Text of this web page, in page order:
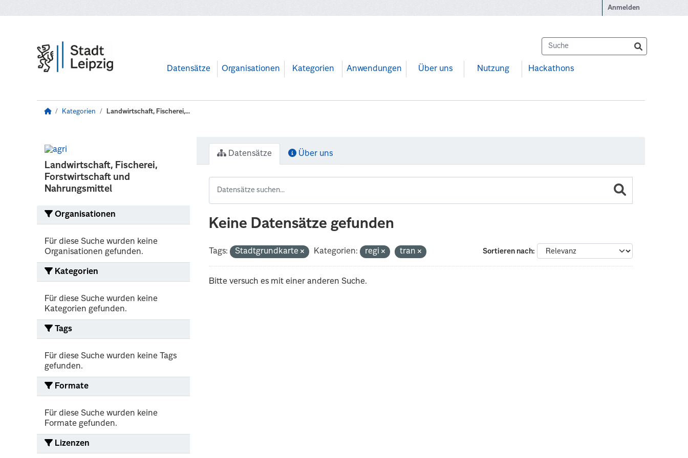
Anmelden
Datensätze Organisationen Kategorien Anwendungen Über uns Nutzung Hackathons
Kategorien Landwirtschaft, Fischerei,...
Landwirtschaft, Fischerei,
Forstwirtschaft und
Nahrungsmittel
Organisationen
Für diese Suche wurden keine
Organisationen gefunden.
Kategorien
Für diese Suche wurden keine
Kategorien gefunden.
Tags
Für diese Suche wurden keine Tags
gefunden.
Formate
Für diese Suche wurden keine
Formate gefunden.
Lizenzen
Datensätze Über uns
Keine Datensätze gefunden
Sortieren nach
Tags: Stadtgrundkarte Kategorien: regi tran
Bitte versuch es mit einer anderen Suche.